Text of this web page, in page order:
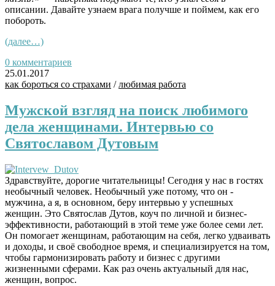
описании. Давайте узнаем врага получше и поймем, как его
побороть.
(далее…)
0 комментариев
25.01.2017
как бороться со страхами /любимая работа
Мужской взгляд на поиск любимого
дела женщинами. Интервью со
Святославом Дутовым
Здравствуйте, дорогие читательницы! Сегодня у нас в гостях
необычный человек. Необычный уже потому, что он -
мужчина, а я, в основном, беру интервью у успешных
женщин. Это Святослав Дутов, коуч по личной и бизнес-
эффективности, работающий в этой теме уже более семи лет.
Он помогает женщинам, работающим на себя, легко удваивать
и доходы, и своё свободное время, и специализируется на том,
чтобы гармонизировать работу и бизнес с другими
жизненными сферами. Как раз очень актуальный для нас,
женщин, вопрос.